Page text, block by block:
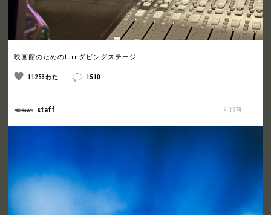
映画館のためのturnダビングステージ
11253わた 1510
20日前
staff